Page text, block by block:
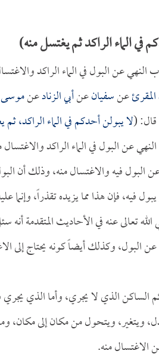
الماء الراكد ثم يغتسل منه)
النهي عن البول في الماء الراكد
عنسفيانعنأبي الزنادعنموسى
قال: (لا يبولن أحدكم في الماء الراكد،
عن البول في الماء الراكد
البول فيه والاغتسال منه، وذلك أن
فيه، فإن هذا مما يزيده تقذراً، وإنما
تعالى عنه في الأحاديث المتقدمة
البول، وكذلك أيضاً كونه يحتاج إلى
الساكن الذي لا يجري، وأما الذي
ويتغير، ويتحول من مكان إلى
الاغتسال منه.